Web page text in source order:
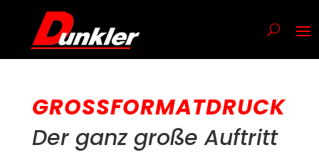
GROSSFORMATDRUCK
Der ganz große Auftritt